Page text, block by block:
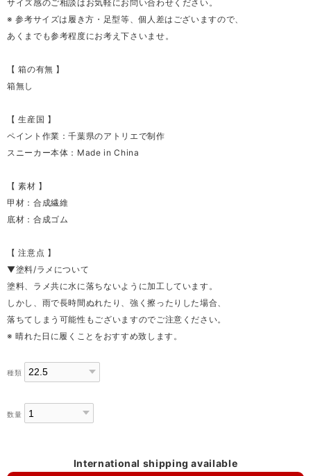
サイズ感のご相談はお気軽にお問い合わせください。
※ 参考サイズは履き方・足型等、個人差はございますので、
あくまでも参考程度にお考え下さいませ。
【 箱の有無 】
箱無し
【 生産国 】
ペイント作業：千葉県のアトリエで制作
スニーカー本体：Made in China
【 素材 】
甲材：合成繊維
底材：合成ゴム
【 注意点 】
▼塗料/ラメについて
塗料、ラメ共に水に落ちないように加工しています。
しかし、雨で長時間ぬれたり、強く擦ったりした場合、
落ちてしまう可能性もございますのでご注意ください。
※ 晴れた日に履くことをおすすめ致します。
種類
数量
International shipping available